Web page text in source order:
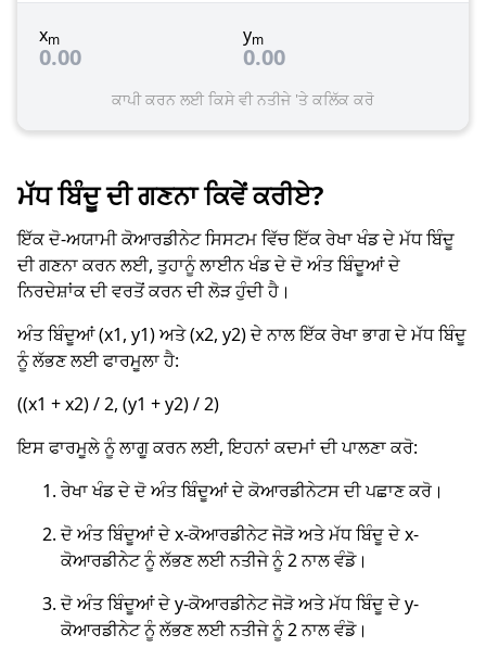
xm
0.00
ym
0.00
ਕਾਪੀ ਕਰਨ ਲਈ ਕਿਸੇ ਵੀ ਨਤੀਜੇ 'ਤੇ ਕਲਿੱਕ ਕਰੋ
ਮੱਧ ਬਿੰਦੂ ਦੀ ਗਣਨਾ ਕਿਵੇਂ ਕਰੀਏ?
ਇੱਕ ਦੋ-ਅਯਾਮੀ ਕੋਆਰਡੀਨੇਟ ਸਿਸਟਮ ਵਿੱਚ ਇੱਕ ਰੇਖਾ ਖੰਡ ਦੇ ਮੱਧ ਬਿੰਦੂ
ਦੀ ਗਣਨਾ ਕਰਨ ਲਈ, ਤੁਹਾਨੂੰ ਲਾਈਨ ਖੰਡ ਦੇ ਦੋ ਅੰਤ ਬਿੰਦੂਆਂ ਦੇ
ਨਿਰਦੇਸ਼ਾਂਕ ਦੀ ਵਰਤੋਂ ਕਰਨ ਦੀ ਲੋੜ ਹੁੰਦੀ ਹੈ।
ਅੰਤ ਬਿੰਦੂਆਂ (x1, y1) ਅਤੇ (x2, y2) ਦੇ ਨਾਲ ਇੱਕ ਰੇਖਾ ਭਾਗ ਦੇ ਮੱਧ ਬਿੰਦੂ
ਨੂੰ ਲੱਭਣ ਲਈ ਫਾਰਮੂਲਾ ਹੈ:
((x1 + x2) / 2, (y1 + y2) / 2)
ਇਸ ਫਾਰਮੂਲੇ ਨੂੰ ਲਾਗੂ ਕਰਨ ਲਈ, ਇਹਨਾਂ ਕਦਮਾਂ ਦੀ ਪਾਲਣਾ ਕਰੋ:
ਰੇਖਾ ਖੰਡ ਦੇ ਦੋ ਅੰਤ ਬਿੰਦੂਆਂ ਦੇ ਕੋਆਰਡੀਨੇਟਸ ਦੀ ਪਛਾਣ ਕਰੋ।
ਦੋ ਅੰਤ ਬਿੰਦੂਆਂ ਦੇ x-ਕੋਆਰਡੀਨੇਟ ਜੋੜੋ ਅਤੇ ਮੱਧ ਬਿੰਦੂ ਦੇ x-
ਕੋਆਰਡੀਨੇਟ ਨੂੰ ਲੱਭਣ ਲਈ ਨਤੀਜੇ ਨੂੰ 2 ਨਾਲ ਵੰਡੋ।
ਦੋ ਅੰਤ ਬਿੰਦੂਆਂ ਦੇ y-ਕੋਆਰਡੀਨੇਟ ਜੋੜੋ ਅਤੇ ਮੱਧ ਬਿੰਦੂ ਦੇ y-
ਕੋਆਰਡੀਨੇਟ ਨੂੰ ਲੱਭਣ ਲਈ ਨਤੀਜੇ ਨੂੰ 2 ਨਾਲ ਵੰਡੋ।